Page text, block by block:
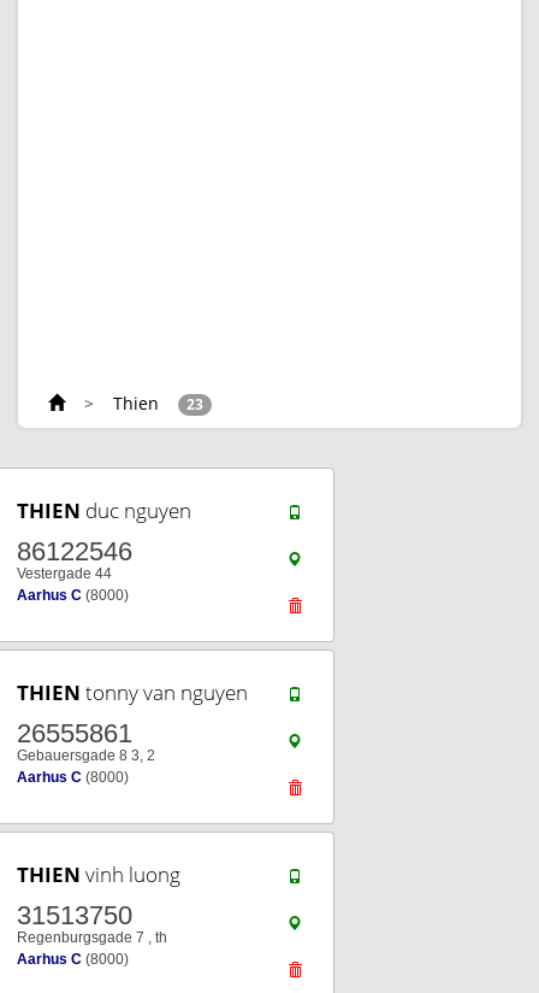
> Thien 23
THIEN duc nguyen
86122546
Vestergade 44
Aarhus C (8000)
THIEN tonny van nguyen
26555861
Gebauersgade 8 3, 2
Aarhus C (8000)
THIEN vinh luong
31513750
Regenburgsgade 7 , th
Aarhus C (8000)